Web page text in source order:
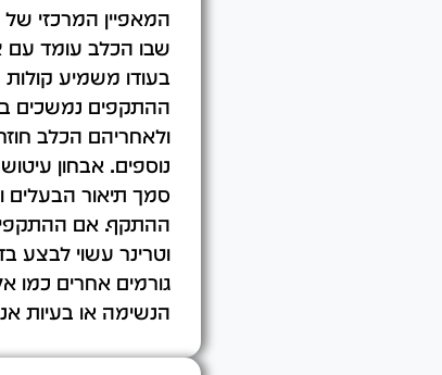
המאפיין המרכזי
שבו הכלב עומד עם
בעודו משמיע
ההתקפים נמשכים
ולאחריהם הכלב
נוספים. אבחון
סמך תיאור הבעלים
ההתקף. אם
וטרינר עשוי לבצע
גורמים אחרים כמו
הנשימה או בעיות